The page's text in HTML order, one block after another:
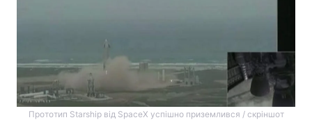
Прототип Starship від SpaceX успішно приземлився / скріншот